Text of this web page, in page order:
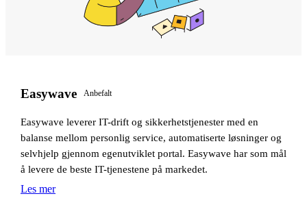
Easywave Anbefalt
Easywave leverer IT-drift og sikkerhetstjenester med en
balanse mellom personlig service, automatiserte løsninger og
selvhjelp gjennom egenutviklet portal. Easywave har som mål
å levere de beste IT-tjenestene på markedet.
Les mer